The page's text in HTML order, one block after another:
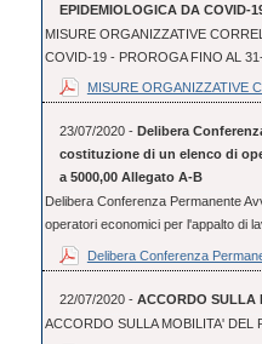
EPIDEMIOLOGICA DA COVID-
MISURE ORGANIZZATIVE
COVID-19 - PROROGA FINO AL
MISURE ORGANIZZATIVE
23/07/2020 - Delibera
costituzione di un elenco di
a 5000,00 Allegato A-B
Delibera Conferenza Permanente
operatori economici per l'appalto di
Delibera Conferenza
22/07/2020 - ACCORDO SULLA
ACCORDO SULLA MOBILITA' DEL